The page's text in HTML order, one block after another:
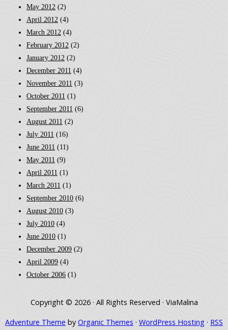
May 2012 (2)
April 2012 (4)
March 2012 (4)
February 2012 (2)
January 2012 (2)
December 2011 (4)
November 2011 (3)
October 2011 (1)
September 2011 (6)
August 2011 (2)
July 2011 (16)
June 2011 (11)
May 2011 (9)
April 2011 (1)
March 2011 (1)
September 2010 (6)
August 2010 (3)
July 2010 (4)
June 2010 (1)
December 2009 (2)
April 2009 (4)
October 2006 (1)
Copyright © 2026 · All Rights Reserved · ViaMalina
Adventure Theme by Organic Themes · WordPress Hosting · RSS